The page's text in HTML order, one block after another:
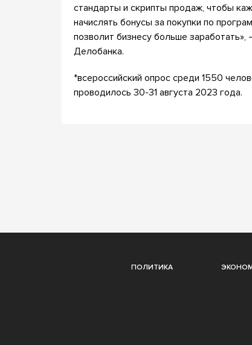
стандарты и скрипты продаж, чтобы
начислять бонусы за покупки по
позволит бизнесу больше
Делобанка.
*всероссийский опрос среди 1550
проводилось 30-31 августа 2023 года.
ПОЛИТИКА